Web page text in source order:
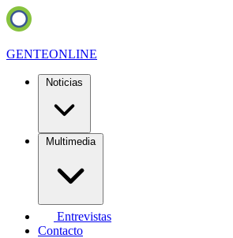
GENTEONLINE
Noticias
Multimedia
Entrevistas
Contacto